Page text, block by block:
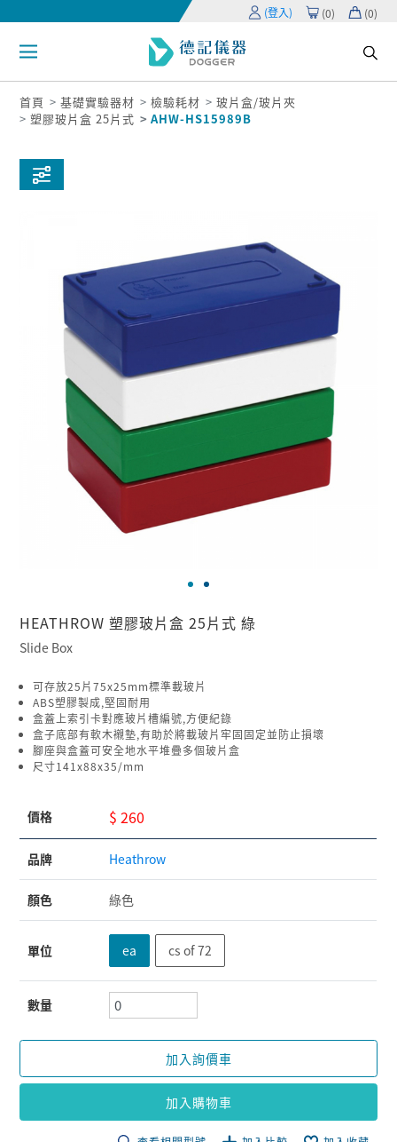
(登入) (0) (0)
首頁 基礎實驗器材 檢驗耗材
玻片盒/玻片夾
塑膠玻片盒 25片式
AHW-HS15989B
HEATHROW 塑膠玻片盒 25片式 綠
Slide Box
可存放25片75x25mm標準載玻片
ABS塑膠製成,堅固耐用
盒蓋上索引卡對應玻片槽編號,方便紀錄
盒子底部有軟木襯墊,有助於將載玻片牢固固定並防止損壞
腳座與盒蓋可安全地水平堆疊多個玻片盒
尺寸141x88x35/mm
價格 $ 260
品牌 Heathrow
顏色 綠色
單位 ea cs of 72
數量
加入詢價車
加入購物車